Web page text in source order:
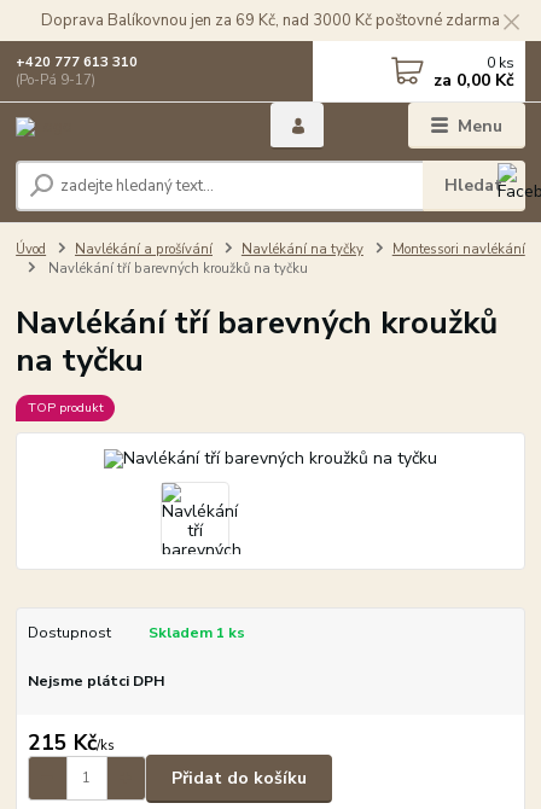
Doprava Balíkovnou jen za 69 Kč, nad 3000 Kč poštovné zdarma
Menu
Hledat
+420 777 613 310
(Po-Pá 9-17)
0 ks
za 0,00 Kč
Úvod Navlékání a prošívání Navlékání na tyčky
Montessori navlékání
Navlékání tří barevných kroužků na tyčku
Navlékání tří barevných kroužků
na tyčku
TOP produkt
Dostupnost Skladem 1 ks
Nejsme plátci DPH
215 Kč/ks
Přidat do košíku